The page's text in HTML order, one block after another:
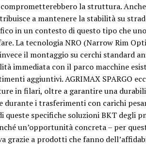
la struttura.
a mantenere la stabilità su
in un contesto di questo tipo che
La tecnologia NRO (Narrow Rim
il montaggio su cerchi standard
immediata con il parco macchine
aggiuntivi. AGRIMAX SPARGO
in filari, oltre a garantire una
i trasferimenti con carichi
queste specifiche soluzioni BKT degli
un’opportunità concreta – per
grazie a prodotti che fanno